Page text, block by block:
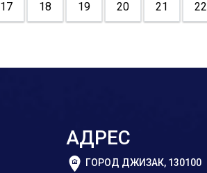
17 18 19 20 21 22
АДРЕС
ГОРОД ДЖИЗАК, 130100